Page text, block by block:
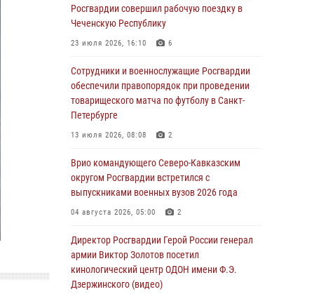
утренней разминке у стен музея истории
космонавтики в Калуге
08 августа 2026, 09:29
В Северо-Западном округе Росгвардии
продолжаются мероприятия в честь юбилея
ведомства
08 августа 2026, 09:03
навыки тактической медицины с учетом
опыта СВО
08 августа 2026, 09:00 2
Росгвардии провели турнир по настольному
теннису ко Дню физкультурника
08 августа 2026, 07:00
Росгвардии совершил рабочую поездку в
Чеченскую Республику
23 июля 2026, 16:10 6
Сотрудники и военнослужащие Росгвардии
обеспечили правопорядок при проведении
товарищеского матча по футболу в Санкт-
Петербурге
13 июля 2026, 08:08 2
Врио командующего Северо-Кавказским
округом Росгвардии встретился с
выпускниками военных вузов 2026 года
04 августа 2026, 05:00 2
Директор Росгвардии Герой России генерал
армии Виктор Золотов посетил
кинологический центр ОДОН имени Ф.Э.
Дзержинского (видео)